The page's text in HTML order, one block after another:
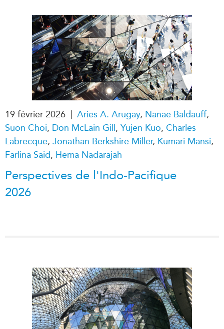
19 février 2026 | Aries A. Arugay, Nanae Baldauff,
Suon Choi, Don McLain Gill , Yujen Kuo, Charles
Labrecque, Jonathan Berkshire Miller, Kumari Mansi,
Farlina Said, Hema Nadarajah
Perspectives de l'Indo-Pacifique
2026